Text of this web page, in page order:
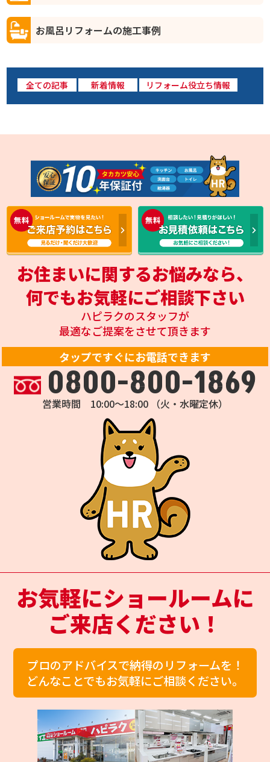
お風呂リフォームの施工事例
全ての記事 新着情報 リフォーム役立ち情報
お住まいに関するお悩みなら、
何でもお気軽にご相談下さい
ハピラクのスタッフが
最適なご提案をさせて頂きます
タップですぐにお電話できます
0800-800-1869
営業時間 10:00～18:00 （火・水曜定休）
お気軽にショールームに
ご来店ください！
プロのアドバイスで納得のリフォームを！
どんなことでもお気軽にご相談ください。